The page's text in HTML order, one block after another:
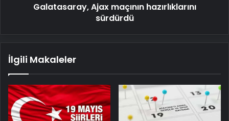
Galatasaray, Ajax maçının hazırlıklarını
sürdürdü
İlgili Makaleler